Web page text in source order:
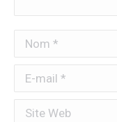
Nom *
E-mail *
Site Web